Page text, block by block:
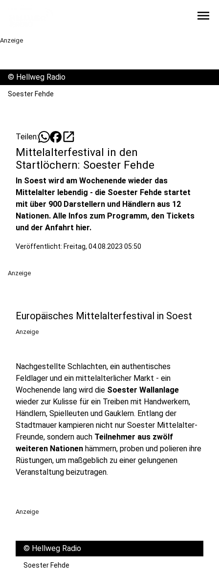
menu
Anzeige
© Hellweg Radio
Soester Fehde
Teilen: open_in_new
Mittelalterfestival in den
Startlöchern: Soester Fehde
In Soest wird am Wochenende wieder das
Mittelalter lebendig - die Soester Fehde startet
mit über 900 Darstellern und Händlern aus 12
Nationen. Alle Infos zum Programm, den Tickets
und der Anfahrt hier.
Veröffentlicht: Freitag, 04.08.2023 05:50
Anzeige
Europäisches Mittelalterfestival in Soest
Anzeige
Nachgestellte Schlachten, ein authentisches
Feldlager und ein mittelalterlicher Markt - ein
Wochenende lang wird die Soester Wallanlage
wieder zur Kulisse für ein Treiben mit Handwerkern,
Händlern, Spielleuten und Gauklern. Entlang der
Stadtmauer kampieren nicht nur Soester Mittelalter-
Freunde, sondern auch Teilnehmer aus zwölf
weiteren Nationen hämmern, proben und polieren ihre
Rüstungen, um maßgeblich zu einer gelungenen
Veranstaltung beizutragen.
Anzeige
© Hellweg Radio
Soester Fehde